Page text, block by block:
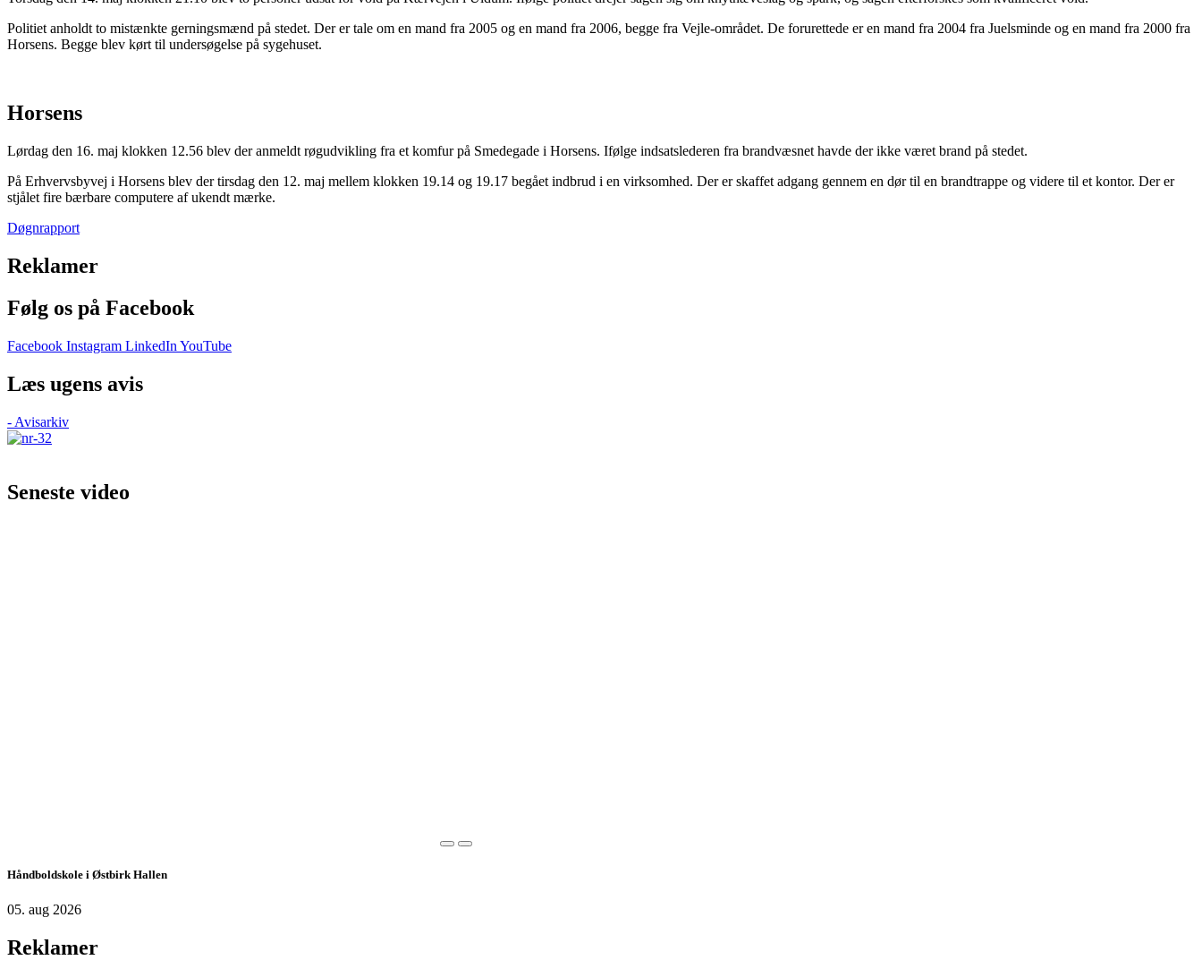
Politiet anholdt to mistænkte gerningsmænd på stedet. Der er tale om en mand fra 2005 og en mand fra 2006, begge fra Vejle-området. De forurettede er en mand fra 2004 fra Juelsminde og en mand fra 2000 fra
Horsens. Begge blev kørt til undersøgelse på sygehuset.
Horsens
Lørdag den 16. maj klokken 12.56 blev der anmeldt røgudvikling fra et komfur på Smedegade i Horsens. Ifølge indsatslederen fra brandvæsnet havde der ikke været brand på stedet.
På Erhvervsbyvej i Horsens blev der tirsdag den 12. maj mellem klokken 19.14 og 19.17 begået indbrud i en virksomhed. Der er skaffet adgang gennem en dør til en brandtrappe og videre til et kontor. Der er
stjålet fire bærbare computere af ukendt mærke.
Døgnrapport
Reklamer
Følg os på Facebook
Facebook Instagram LinkedIn YouTube
Læs ugens avis
- Avisarkiv
Seneste video
Håndboldskole i Østbirk Hallen
05. aug 2026
Reklamer